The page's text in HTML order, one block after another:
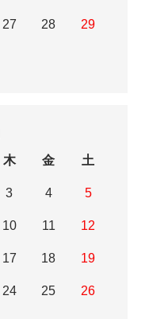
27 28 29
木 金 土
3 4 5
10 11 12
17 18 19
24 25 26